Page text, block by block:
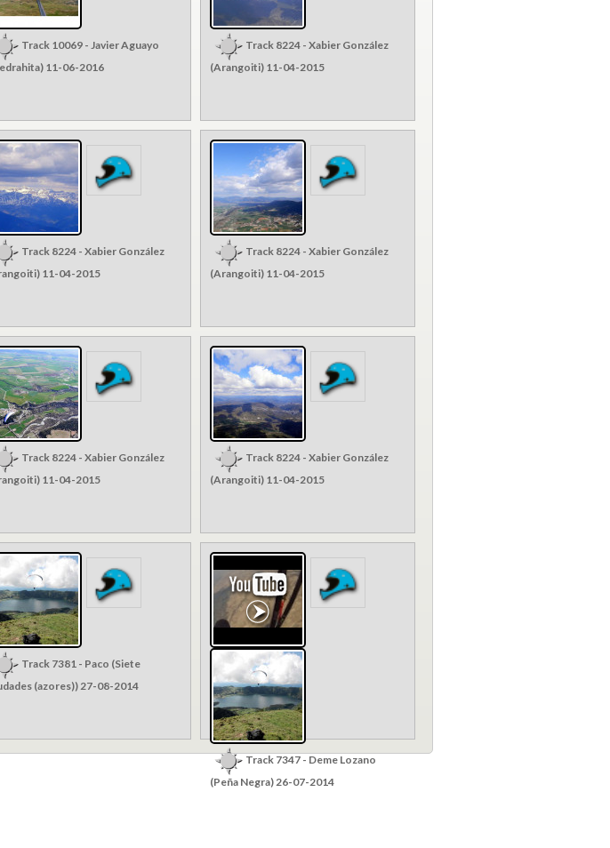
Track 10069 - Javier Aguayo
11-06-2016
Track 8224 - Xabier González
(Arangoiti) 11-04-2015
Track 8224 - Xabier González
11-04-2015
Track 8224 - Xabier González
(Arangoiti) 11-04-2015
Track 8224 - Xabier González
11-04-2015
Track 8224 - Xabier González
(Arangoiti) 11-04-2015
Track 7381 - Paco (Siete
(azores)) 27-08-2014
Track 7347 - Deme Lozano
(Peña Negra) 26-07-2014